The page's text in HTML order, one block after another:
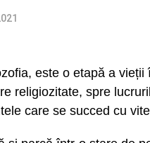
este o etapă a
religiozitate, spre
care se succed cu